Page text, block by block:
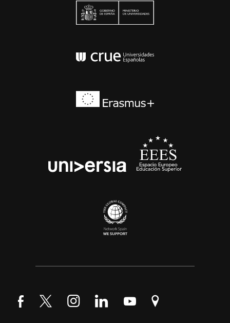
Síguenos en Facebook
Síguenos en Twitter
Síguenos en Instagram
Síguenos en LinkedIn
Síguenos en YouTube
Encuéntranos en